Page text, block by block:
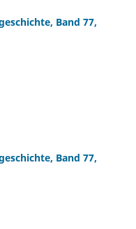
Band 77,
Band 77,